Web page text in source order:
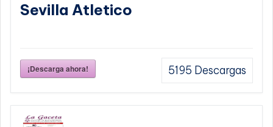
Sevilla Atletico
¡Descarga ahora! 5195 Descargas